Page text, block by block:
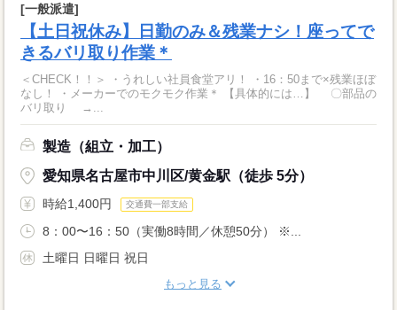
[一般派遣]
【土日祝休み】日勤のみ＆残業ナシ！座ってで
きるバリ取り作業＊
＜CHECK！！＞ ・うれしい社員食堂アリ！ ・16：50まで×残業ほぼ
なし！ ・メーカーでのモクモク作業＊ 【具体的には…】 〇部品の
バリ取り →...
製造（組立・加工）
愛知県名古屋市中川区/黄金駅（徒歩 5分）
時給1,400円 交通費一部支給
8：00〜16：50（実働8時間／休憩50分） ※...
土曜日 日曜日 祝日
もっと見る